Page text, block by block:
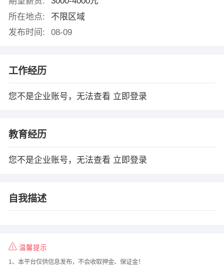
所在地点:
不限区域
发布时间:
08-09
工作经历
您不是企业账号，无法查看 立即登录
教育经历
您不是企业账号，无法查看 立即登录
自我描述
温馨提示
1、本平台仅供信息发布，不会收取押金、保证金！